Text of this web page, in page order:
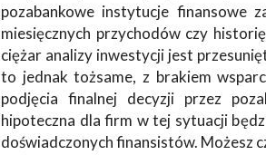
pozabankowe instytucje finansowe
miesięcznych przychodów czy
ciężar analizy inwestycji jest
to jednak tożsame, z brakiem
podjęcia finalnej decyzji przez
hipoteczna dla firm w tej sytuacji
doświadczonych finansistów. Możesz